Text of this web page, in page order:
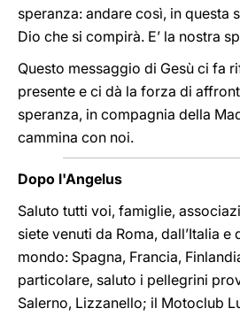
speranza: andare così, in questa
Dio che si compirà. E’ la nostra
Questo messaggio di Gesù ci fa
presente e ci dà la forza di
speranza, in compagnia della
cammina con noi.
Dopo l'Angelus
Saluto tutti voi, famiglie,
siete venuti da Roma, dall’Italia e
mondo: Spagna, Francia,
particolare, saluto i pellegrini
Salerno, Lizzanello; il Motoclub